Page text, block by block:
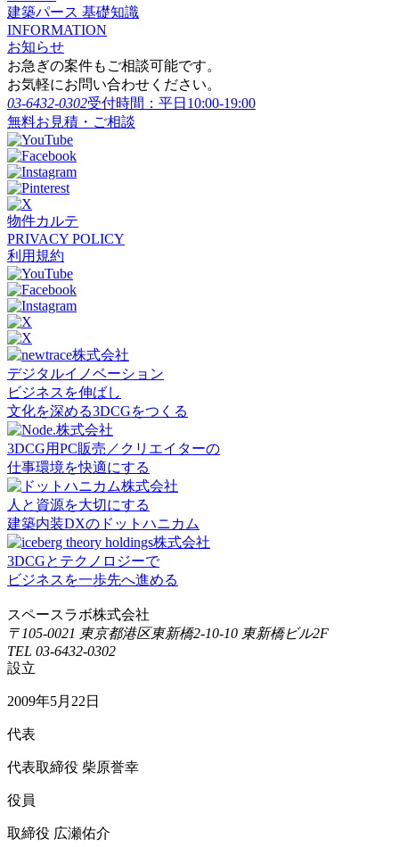
建築パース 基礎知識
INFORMATION
お知らせ
お急ぎの案件もご相談可能です。
お気軽にお問い合わせください。
03-6432-0302受付時間：平日10:00-19:00
無料お見積・ご相談
物件カルテ
PRIVACY POLICY
利用規約
デジタルイノベーション
ビジネスを伸ばし
文化を深める3DCGをつくる
3DCG用PC販売／クリエイターの
仕事環境を快適にする
人と資源を大切にする
建築内装DXのドットハニカム
3DCGとテクノロジーで
ビジネスを一歩先へ進める
スペースラボ株式会社
〒105-0021 東京都港区東新橋2-10-10 東新橋ビル2F
TEL 03-6432-0302
設立
2009年5月22日
代表
代表取締役 柴原誉幸
役員
取締役 広瀬佑介